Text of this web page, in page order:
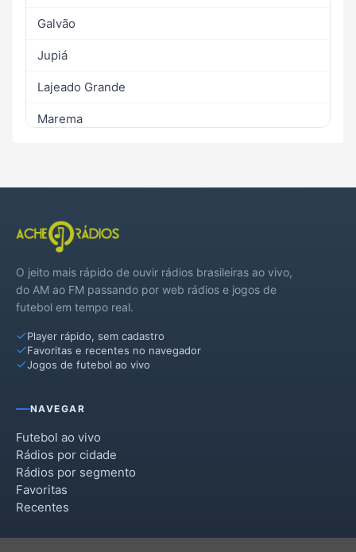
Galvão
Jupiá
Lajeado Grande
Marema
São Domingos
Vargeão
Xanxerê
Xaxim
O jeito mais rápido de ouvir rádios brasileiras ao vivo,
do AM ao FM passando por web rádios e jogos de
futebol em tempo real.
Player rápido, sem cadastro
Favoritas e recentes no navegador
Jogos de futebol ao vivo
NAVEGAR
Futebol ao vivo
Rádios por cidade
Rádios por segmento
Favoritas
Recentes